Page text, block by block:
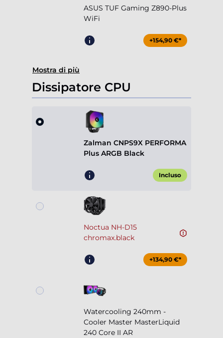
ASUS TUF Gaming Z890-Plus
WiFi
+154,90 €*
Mostra di più
Dissipatore CPU
Zalman CNPS9X PERFORMA
Plus ARGB Black
Incluso
Noctua NH-D15
chromax.black
+134,90 €*
Watercooling 240mm -
Cooler Master MasterLiquid
240 Core II AR